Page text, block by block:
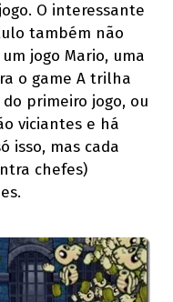
O interessante
também não
jogo Mario, uma
o game A trilha
primeiro jogo, ou
viciantes e há
isso, mas cada
chefes)